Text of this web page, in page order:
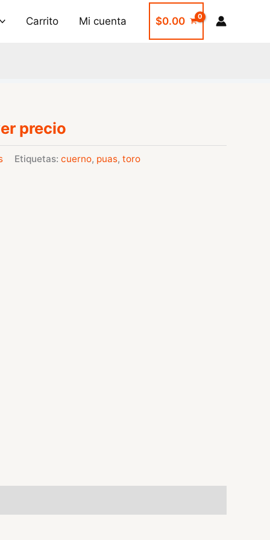
Carrito Mi cuenta $0.00
precio
Etiquetas: cuerno, puas, toro